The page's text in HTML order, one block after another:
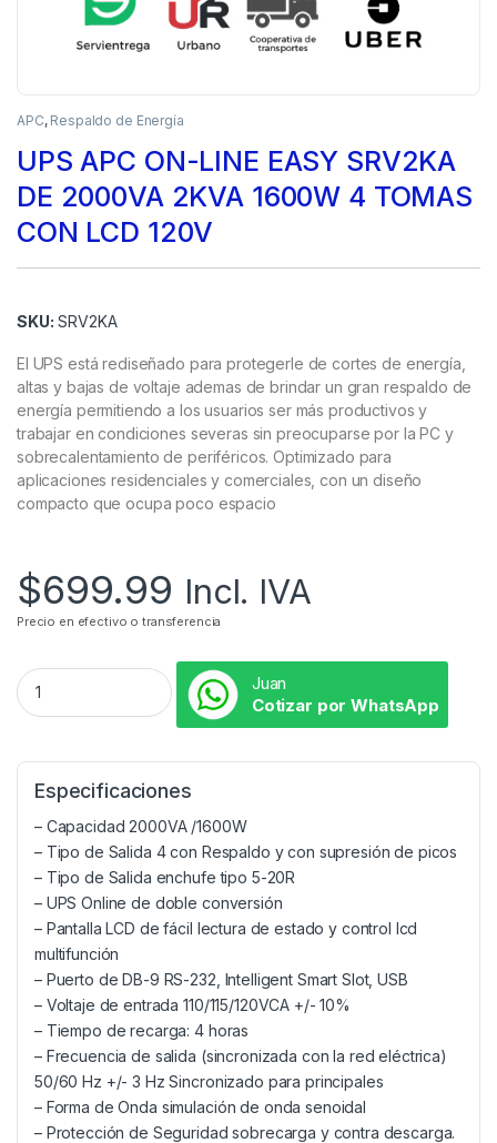
APC, Respaldo de Energía
UPS APC ON-LINE EASY SRV2KA
DE 2000VA 2KVA 1600W 4 TOMAS
CON LCD 120V
SKU: SRV2KA
El UPS está rediseñado para protegerle de cortes de energía,
altas y bajas de voltaje ademas de brindar un gran respaldo de
energía permitiendo a los usuarios ser más productivos y
trabajar en condiciones severas sin preocuparse por la PC y
sobrecalentamiento de periféricos. Optimizado para
aplicaciones residenciales y comerciales, con un diseño
compacto que ocupa poco espacio
$699.99 Incl. IVA
Precio en efectivo o transferencia
Juan
Cotizar por WhatsApp
Especificaciones
– Capacidad 2000VA /1600W
– Tipo de Salida 4 con Respaldo y con supresión de picos
– Tipo de Salida enchufe tipo 5-20R
– UPS Online de doble conversión
– Pantalla LCD de fácil lectura de estado y control lcd
multifunción
– Puerto de DB-9 RS-232, Intelligent Smart Slot, USB
– Voltaje de entrada 110/115/120VCA +/- 10%
– Tiempo de recarga: 4 horas
– Frecuencia de salida (sincronizada con la red eléctrica)
50/60 Hz +/- 3 Hz Sincronizado para principales
– Forma de Onda simulación de onda senoidal
– Protección de Seguridad sobrecarga y contra descarga.